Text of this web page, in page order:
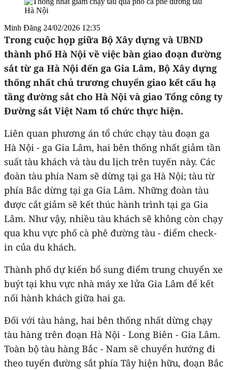
Minh Đăng 24/02/2026 12:35
Trong cuộc họp giữa Bộ Xây dựng và UBND
thành phố Hà Nội về việc bàn giao đoạn đường
sắt từ ga Hà Nội đến ga Gia Lâm, Bộ Xây dựng
thống nhất chủ trương chuyển giao kết cấu hạ
tầng đường sắt cho Hà Nội và giao Tổng công ty
Đường sắt Việt Nam tổ chức thực hiện.
Liên quan phương án tổ chức chạy tàu đoạn ga
Hà Nội - ga Gia Lâm, hai bên thống nhất giảm tần
suất tàu khách và tàu du lịch trên tuyến này. Các
đoàn tàu phía Nam sẽ dừng tại ga Hà Nội; tàu từ
phía Bắc dừng tại ga Gia Lâm. Những đoàn tàu
được cắt giảm sẽ kết thúc hành trình tại ga Gia
Lâm. Như vậy, nhiều tàu khách sẽ không còn chạy
qua khu vực phố cà phê đường tàu - điểm check-
in của du khách.
Thành phố dự kiến bổ sung điểm trung chuyển xe
buýt tại khu vực nhà máy xe lửa Gia Lâm để kết
nối hành khách giữa hai ga.
Đối với tàu hàng, hai bên thống nhất dừng chạy
tàu hàng trên đoạn Hà Nội - Long Biên - Gia Lâm.
Toàn bộ tàu hàng Bắc - Nam sẽ chuyển hướng đi
theo tuyến đường sắt phía Tây hiện hữu, đoạn Bắc